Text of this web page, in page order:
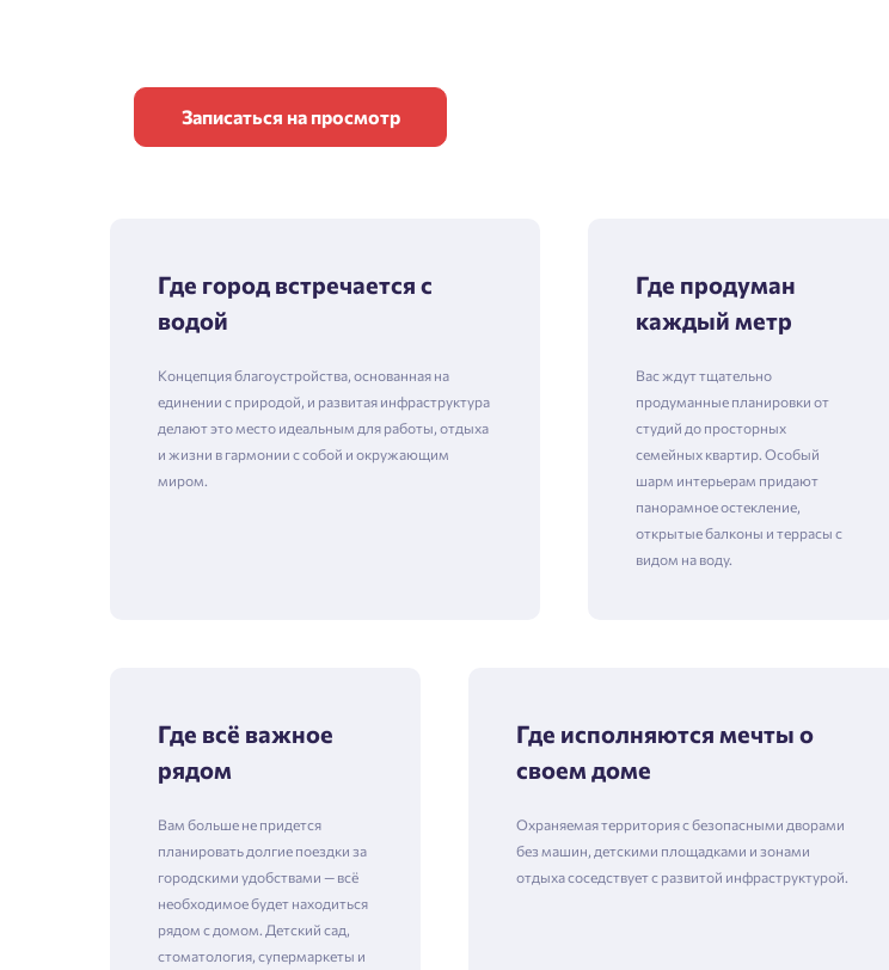
Записаться на просмотр
Где город встречается с
водой
Концепция благоустройства, основанная на
единении с природой, и развитая инфраструктура
делают это место идеальным для работы, отдыха
и жизни в гармонии с собой и окружающим
миром.
Где продуман
каждый метр
Вас ждут тщательно
продуманные планировки от
студий до просторных
семейных квартир. Особый
шарм интерьерам придают
панорамное остекление,
открытые балконы и террасы с
видом на воду.
Где всё важное
рядом
Вам больше не придется
планировать долгие поездки за
городскими удобствами — всё
необходимое будет находиться
рядом с домом. Детский сад,
стоматология, супермаркеты и
Где исполняются мечты о
своем доме
Охраняемая территория с безопасными дворами
без машин, детскими площадками и зонами
отдыха соседствует с развитой инфраструктурой.